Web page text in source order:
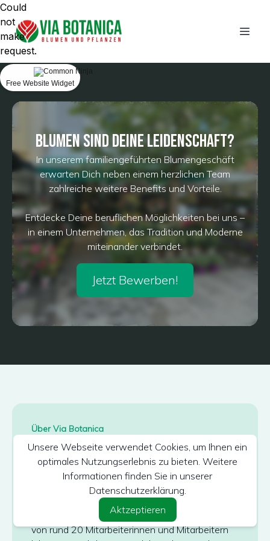
Blumen sind deine Leidenschaft?
In unserem familiengeführten Blumengeschäft
erwarten Dich neben einem herzlichen Team
zahlreiche weitere Benefits und Vorteile.
Entdecke Deine beruflichen Möglichkeiten bei uns –
in einem Unternehmen, das Tradition und Moderne
miteinander verbindet.
Jetzt Bewerben!
Über Via Botanica
Florale Qualität aus Düren – mit
Liebe gemacht, im Team gelebt
Seit über 40 Jahren bringen wir in Düren mit
Leidenschaft Blumen und Pflanzen in den Alltag
unserer Kunden. Mit einem engagierten Team
von rund 20 Mitarbeiterinnen und Mitarbeitern
Unsere Webseite verwendet Cookies, um Ihnen ein
optimales Nutzungserlebnis zu bieten. Weitere
Informationen finden Sie in unserer
Datenschutzerklärung.
Aktzeptieren
Could
not
make
request.
Free Website Widget